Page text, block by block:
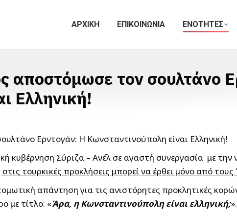
ΑΡΧΙΚΗ ΕΠΙΚΟΙΝΩΝΙΑ ΕΝΟΤΗΤΕΣ
αποστόμωσε τον σουλτάνο
Ελληνική!
κυβέρνηση Σύριζα – Ανέλ σε αγαστή συνεργασία με
τουρκικές προκλήσεις μπορεί να έρθει μόνο από τους
απάντηση για τις ανιστόρητες προκλητικές
με τίτλο: «Άρα, η Κωνσταντινούπολη είναι ελληνική;».